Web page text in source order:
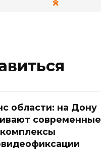
области: на Дону
современные
комплексы